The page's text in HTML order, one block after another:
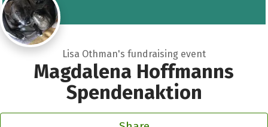
Lisa Othman's fundraising event
Magdalena Hoffmanns
Spendenaktion